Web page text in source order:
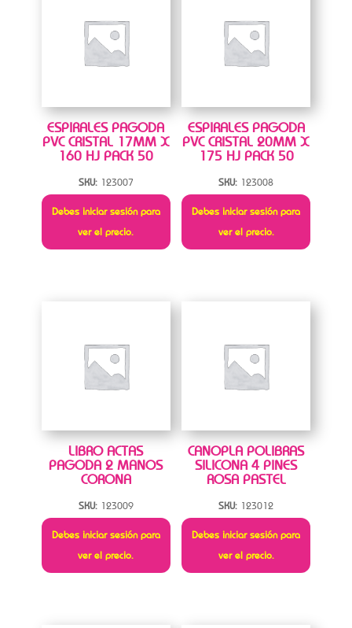
ESPIRALES PAGODA
PVC CRISTAL 17MM X
160 HJ PACK 50
SKU: 123007
Debes iniciar sesión para
ver el precio.
ESPIRALES PAGODA
PVC CRISTAL 20MM X
175 HJ PACK 50
SKU: 123008
Debes iniciar sesión para
ver el precio.
LIBRO ACTAS
PAGODA 2 MANOS
CORONA
SKU: 123009
Debes iniciar sesión para
ver el precio.
CANOPLA POLIBRAS
SILICONA 4 PINES
ROSA PASTEL
SKU: 123012
Debes iniciar sesión para
ver el precio.